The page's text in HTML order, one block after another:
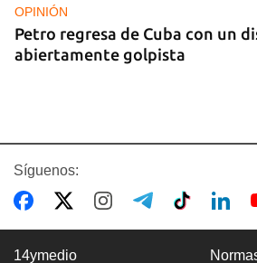
OPINIÓN
Petro regresa de Cuba con un
abiertamente golpista
Síguenos:
14ymedio